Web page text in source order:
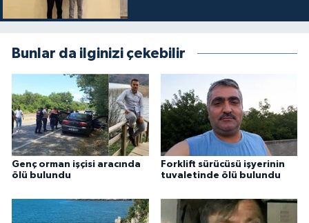
Bunlar da ilginizi çekebilir
Genç orman işçisi aracında
ölü bulundu
Forklift sürücüsü işyerinin
tuvaletinde ölü bulundu